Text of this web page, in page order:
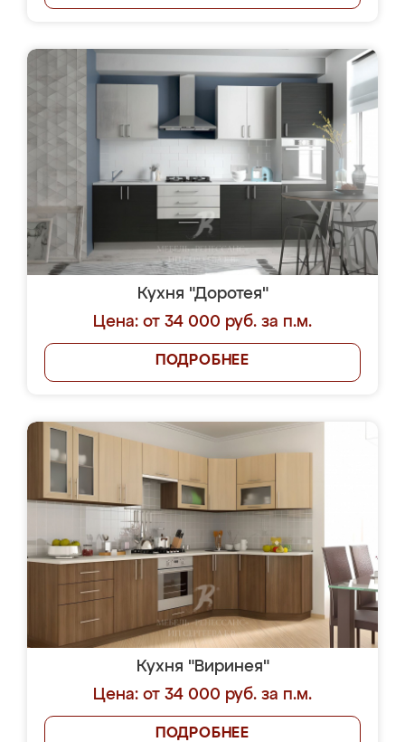
Кухня "Доротея"
Цена: от 34 000 руб. за п.м.
ПОДРОБНЕЕ
Кухня "Виринея"
Цена: от 34 000 руб. за п.м.
ПОДРОБНЕЕ